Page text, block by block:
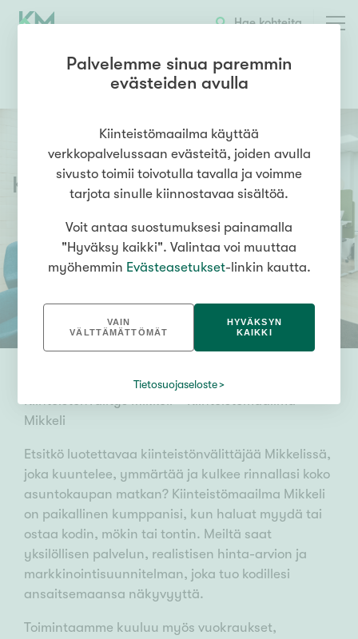
Hae kohteita
0157600001 OTA YHTEYTTÄ
KiinteistömaailmaMikkeli
Kiinteistönvälitys Mikkeli – Kiinteistömaailma
Mikkeli
Etsitkö luotettavaa kiinteistönvälittäjää Mikkelissä,
joka kuuntelee, ymmärtää ja kulkee rinnallasi koko
asuntokaupan matkan? Kiinteistömaailma Mikkeli
on paikallinen kumppanisi, kun haluat myydä tai
ostaa kodin, mökin tai tontin. Meiltä saat
yksilöllisen palvelun, realistisen hinta-arvion ja
markkinointisuunnitelman, joka tuo kodillesi
ansaitsemaansa näkyvyyttä.
Toimintaamme kuuluu myös vuokraukset,
Palvelemme sinua paremmin
evästeiden avulla
Kiinteistömaailma käyttää
verkkopalvelussaan evästeitä, joiden avulla
sivusto toimii toivotulla tavalla ja voimme
tarjota sinulle kiinnostavaa sisältöä.
Voit antaa suostumuksesi painamalla
"Hyväksy kaikki". Valintaa voi muuttaa
myöhemmin Evästeasetukset-linkin kautta.
VAIN
VÄLTTÄMÄTTÖMÄT
HYVÄKSYN
KAIKKI
Tietosuojaseloste